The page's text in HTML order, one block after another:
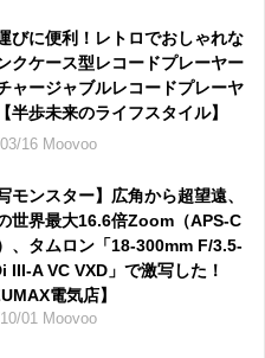
びに便利！レトロでおしゃれな
クケース型レコードプレーヤー
ャージャブルレコードプレーヤ
半歩未来のライフスタイル】
2024/03/16 Moovoo
モンスター】広角から超望遠、
世界最大16.6倍Zoom（APS-C
、タムロン「18-300mm F/3.5-
III-A VC VXD」で激写した！
電気店】
2021/10/01 Moovoo